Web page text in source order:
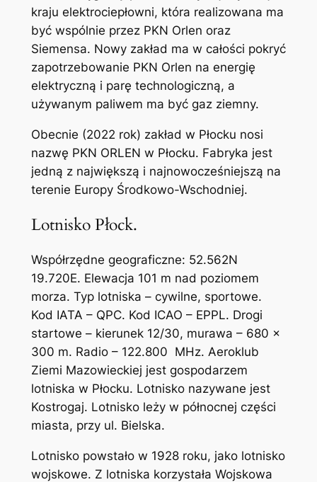
kraju elektrociepłowni, która realizowana ma
być wspólnie przez PKN Orlen oraz
Siemensa. Nowy zakład ma w całości pokryć
zapotrzebowanie PKN Orlen na energię
elektryczną i parę technologiczną, a
używanym paliwem ma być gaz ziemny.
Obecnie (2022 rok) zakład w Płocku nosi
nazwę PKN ORLEN w Płocku. Fabryka jest
jedną z największą i najnowocześniejszą na
terenie Europy Środkowo-Wschodniej.
Lotnisko Płock.
Współrzędne geograficzne: 52.562N
19.720E. Elewacja 101 m nad poziomem
morza. Typ lotniska – cywilne, sportowe.
Kod IATA – QPC. Kod ICAO – EPPL. Drogi
startowe – kierunek 12/30, murawa – 680 x
300 m. Radio – 122.800 MHz. Aeroklub
Ziemi Mazowieckiej jest gospodarzem
lotniska w Płocku. Lotnisko nazywane jest
Kostrogaj. Lotnisko leży w północnej części
miasta, przy ul. Bielska.
Lotnisko powstało w 1928 roku, jako lotnisko
wojskowe. Z lotniska korzystała Wojskowa